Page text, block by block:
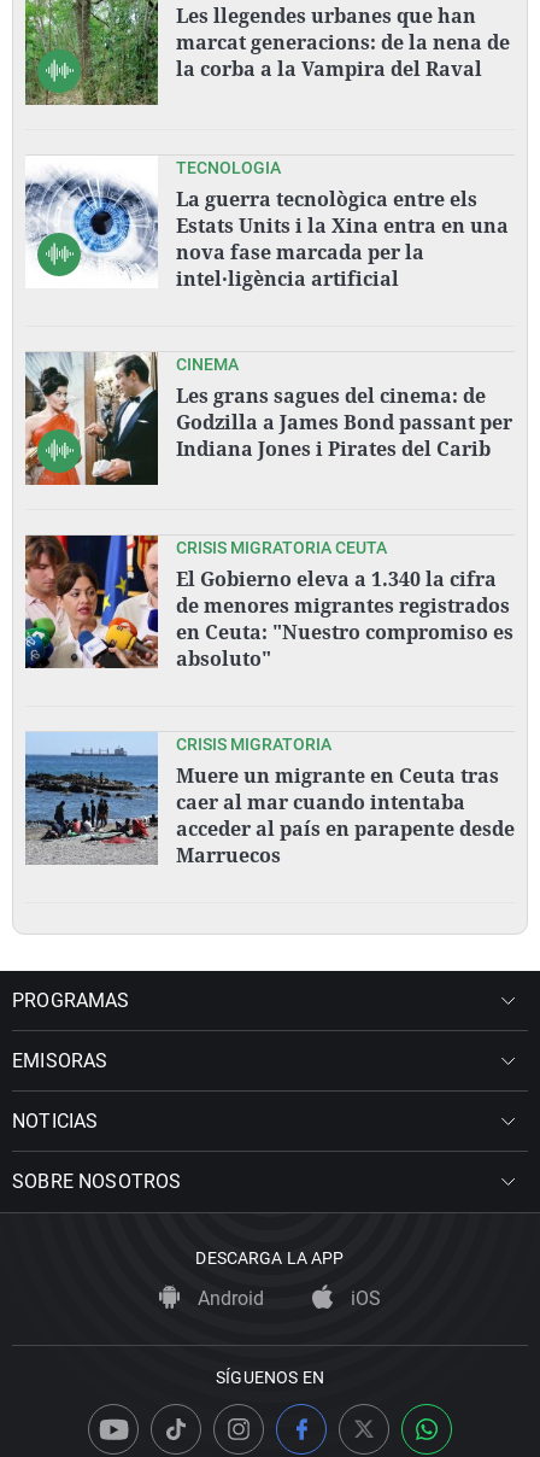
Les llegendes urbanes que han
marcat generacions: de la nena de
la corba a la Vampira del Raval
TECNOLOGIA
La guerra tecnològica entre els
Estats Units i la Xina entra en una
nova fase marcada per la
intel·ligència artificial
CINEMA
Les grans sagues del cinema: de
Godzilla a James Bond passant per
Indiana Jones i Pirates del Carib
CRISIS MIGRATORIA CEUTA
El Gobierno eleva a 1.340 la cifra
de menores migrantes registrados
en Ceuta: "Nuestro compromiso es
absoluto"
CRISIS MIGRATORIA
Muere un migrante en Ceuta tras
caer al mar cuando intentaba
acceder al país en parapente desde
Marruecos
PROGRAMAS
EMISORAS
NOTICIAS
SOBRE NOSOTROS
DESCARGA LA APP
Android iOS
SÍGUENOS EN